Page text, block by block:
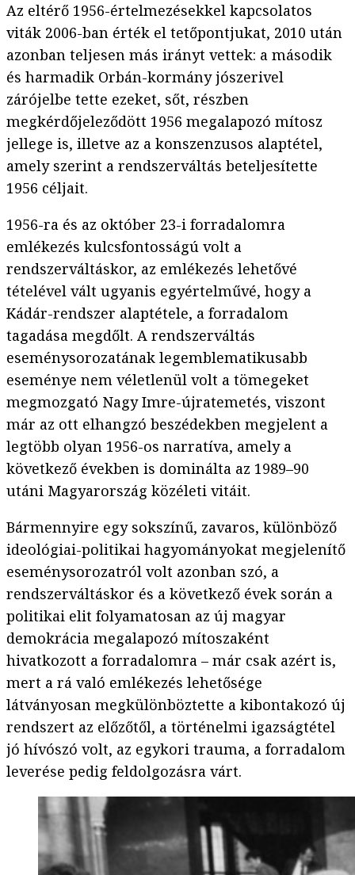
Az eltérő 1956-értelmezésekkel kapcsolatos
viták 2006-ban érték el tetőpontjukat, 2010 után
azonban teljesen más irányt vettek: a második
és harmadik Orbán-kormány jószerivel
zárójelbe tette ezeket, sőt, részben
megkérdőjeleződött 1956 megalapozó mítosz
jellege is, illetve az a konszenzusos alaptétel,
amely szerint a rendszerváltás beteljesítette
1956 céljait.
1956-ra és az október 23-i forradalomra
emlékezés kulcsfontosságú volt a
rendszerváltáskor, az emlékezés lehetővé
tételével vált ugyanis egyértelművé, hogy a
Kádár-rendszer alaptétele, a forradalom
tagadása megdőlt. A rendszerváltás
eseménysorozatának legemblematikusabb
eseménye nem véletlenül volt a tömegeket
megmozgató Nagy Imre-újratemetés, viszont
már az ott elhangzó beszédekben megjelent a
legtöbb olyan 1956-os narratíva, amely a
következő években is dominálta az 1989–90
utáni Magyarország közéleti vitáit.
Bármennyire egy sokszínű, zavaros, különböző
ideológiai-politikai hagyományokat megjelenítő
eseménysorozatról volt azonban szó, a
rendszerváltáskor és a következő évek során a
politikai elit folyamatosan az új magyar
demokrácia megalapozó mítoszaként
hivatkozott a forradalomra – már csak azért is,
mert a rá való emlékezés lehetősége
látványosan megkülönböztette a kibontakozó új
rendszert az előzőtől, a történelmi igazságtétel
jó hívószó volt, az egykori trauma, a forradalom
leverése pedig feldolgozásra várt.